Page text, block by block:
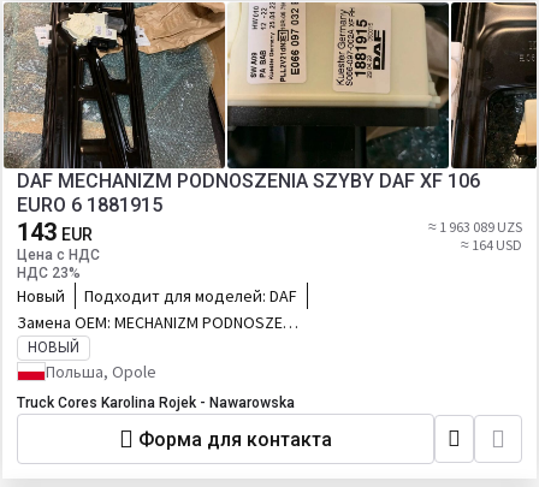
DAF MECHANIZM PODNOSZENIA SZYBY DAF XF 106
EURO 6 1881915
143 EUR
Цена с НДС
НДС 23%
≈ 1 963 089 UZS
≈ 164 USD
Новый Подходит для моделей: DAF
Замена OEM: MECHANIZM PODNOSZENIA
SZYBY DAF XF 106 EURO 6 1881915
НОВЫЙ
Польша, Opole
Truck Cores Karolina Rojek - Nawarowska
Форма для контакта